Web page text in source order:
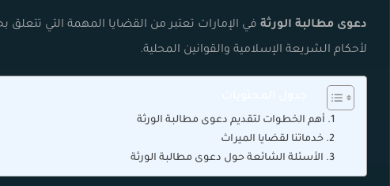
دعوى مطالبة الورثة في الإمارات تعتبر من القضايا المهمة التي
لأحكام الشريعة الإسلامية والقوانين المحلية.
أهم الخطوات لتقديم دعوى مطالبة الورثة
خدماتنا لقضايا الميراث
الأسئلة الشائعة حول دعوى مطالبة الورثة